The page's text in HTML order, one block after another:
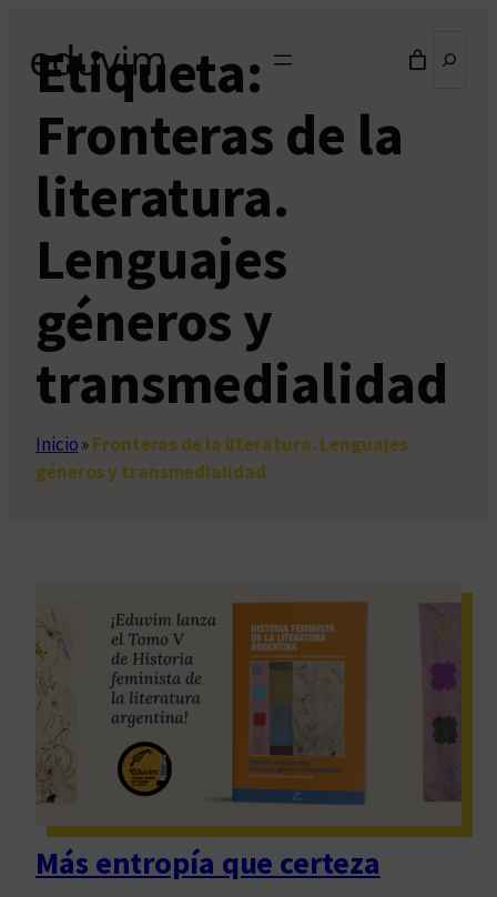
contenido
Etiqueta:
Fronteras de la
literatura.
Lenguajes
géneros y
transmedialidad
Inicio»Fronteras de la literatura. Lenguajes
géneros y transmedialidad
Más entropía que certeza